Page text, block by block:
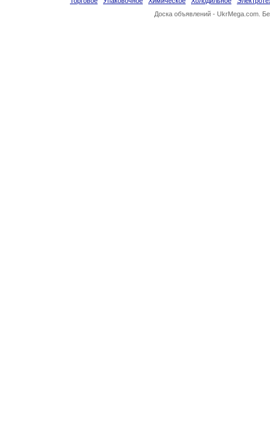
Доска объявлений - UkrMega.com.